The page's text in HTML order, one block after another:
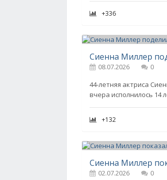
+336
Сиенна Миллер
08.07.2026
0
44-летняя актриса
вчера исполнилось 14
+132
02.07.2026
0